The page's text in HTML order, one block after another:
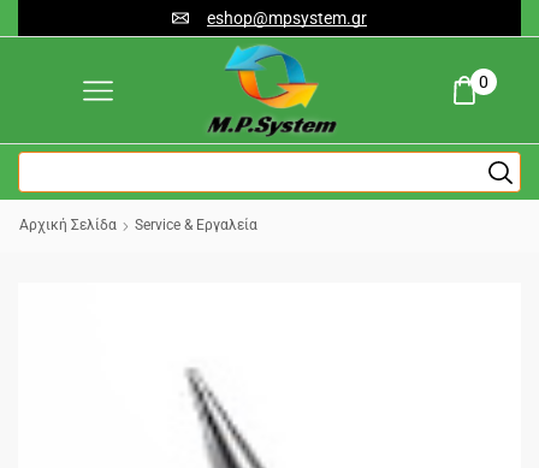
eshop@mpsystem.gr
0
Αρχική Σελίδα Service & Εργαλεία